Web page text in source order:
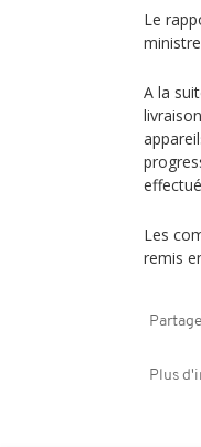
Le
A la
Les
remis
Plus